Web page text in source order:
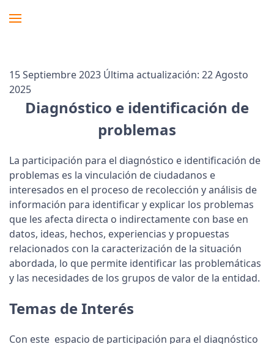
15 Septiembre 2023 Última actualización: 22 Agosto
2025
Diagnóstico e identificación de
problemas
La participación para el diagnóstico e identificación de
problemas es la vinculación de ciudadanos e
interesados en el proceso de recolección y análisis de
información para identificar y explicar los problemas
que les afecta directa o indirectamente con base en
datos, ideas, hechos, experiencias y propuestas
relacionados con la caracterización de la situación
abordada, lo que permite identificar las problemáticas
y las necesidades de los grupos de valor de la entidad.
Temas de Interés
Con este espacio de participación para el diagnóstico